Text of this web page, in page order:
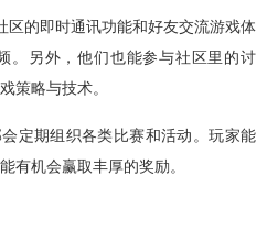
的即时通讯功能和好友交流游戏体
。另外，他们也能参与社区里的讨
策略与技术。
定期组织各类比赛和活动。玩家能
有机会赢取丰厚的奖励。